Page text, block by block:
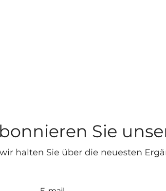
Sie
halten Sie über die neuesten